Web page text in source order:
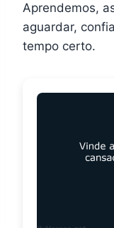
Aprendemos,
aguardar,
tempo certo.